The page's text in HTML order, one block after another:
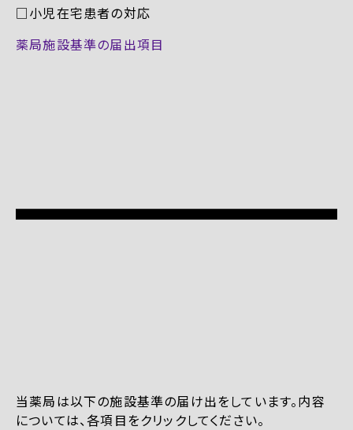
□小児在宅患者の対応
薬局施設基準の届出項目
当薬局は以下の施設基準の届け出をしています。内容
については、各項目をクリックしてください。